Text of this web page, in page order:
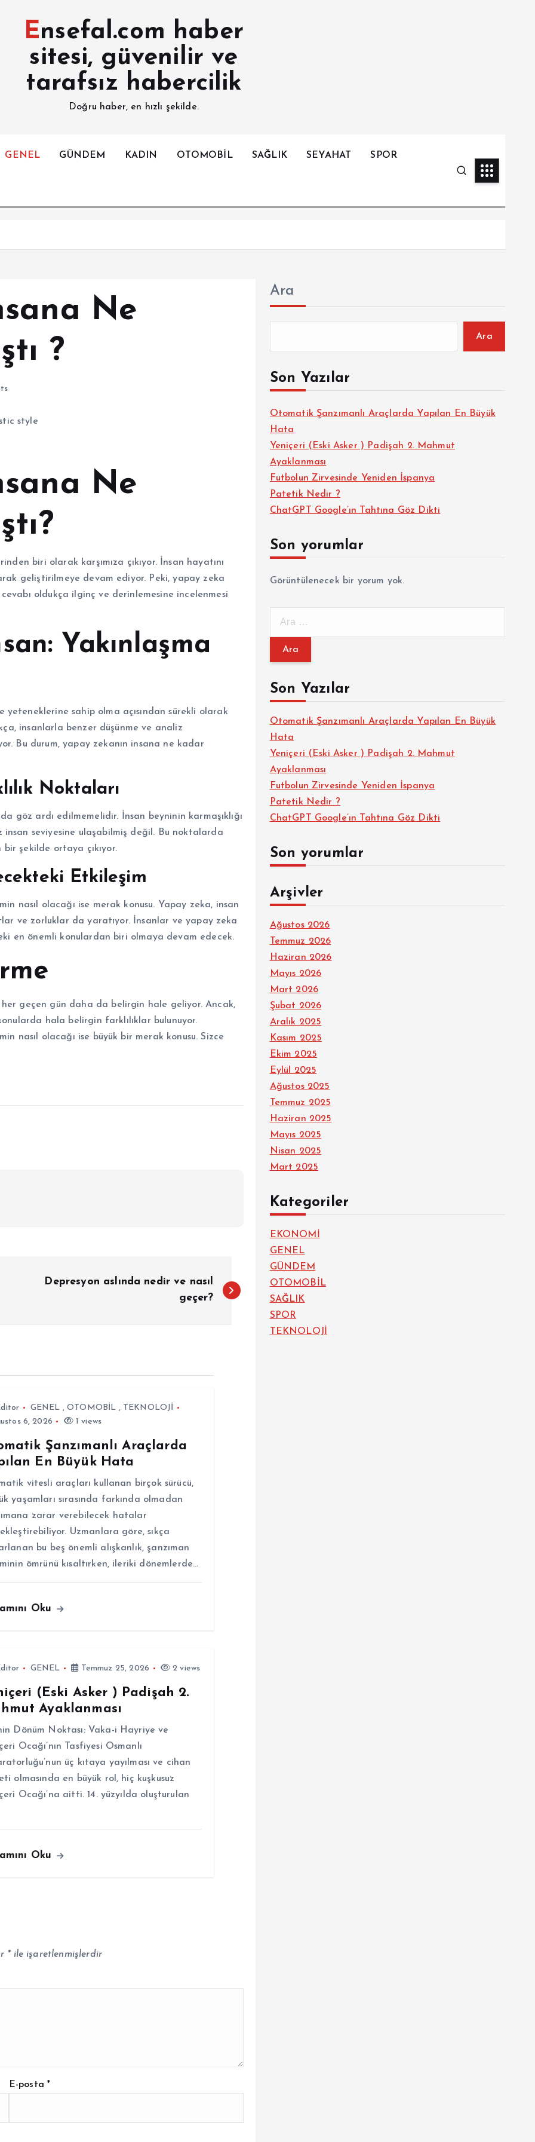
Ensefal.com haber
sitesi, güvenilir ve
tarafsız habercilik
Doğru haber, en hızlı şekilde.
GENEL GÜNDEM KADIN OTOMOBİL SAĞLIK SEYAHAT SPOR
Ne
?
Ne
biri olarak karşımıza çıkıyor. İnsan hayatını
geliştirilmeye devam ediyor. Peki, yapay zeka
oldukça ilginç ve derinlemesine incelenmesi
Yakınlaşma
sahip olma açısından sürekli olarak
insanlarla benzer düşünme ve analiz
Bu durum, yapay zekanın insana ne kadar
Noktaları
göz ardı edilmemelidir. İnsan beyninin karmaşıklığı
seviyesine ulaşabilmiş değil. Bu noktalarda
şekilde ortaya çıkıyor.
Etkileşim
nasıl olacağı ise merak konusu. Yapay zeka, insan
ve zorluklar da yaratıyor. İnsanlar ve yapay zeka
en önemli konulardan biri olmaya devam edecek.
her geçen gün daha da belirgin hale geliyor. Ancak,
hala belirgin farklılıklar bulunuyor.
nasıl olacağı ise büyük bir merak konusu. Sizce
Depresyon aslında nedir ve nasıl
geçer?
GENEL ,OTOMOBİL , TEKNOLOJİ
6, 2026
1 views
Şanzımanlı Araçlarda
En Büyük Hata
vitesli araçları kullanan birçok sürücü,
yaşamları sırasında farkında olmadan
zarar verebilecek hatalar
Uzmanlara göre, sıkça
bu beş önemli alışkanlık, şanzıman
ömrünü kısaltırken, ileriki dönemlerde…
Oku
GENEL Temmuz 25, 2026 2 views
(Eski Asker ) Padişah 2.
Ayaklanması
Dönüm Noktası: Vaka-i Hayriye ve
Ocağı’nın Tasfiyesi Osmanlı
üç kıtaya yayılması ve cihan
olmasında en büyük rol, hiç kuşkusuz
Ocağı’na aitti. 14. yüzyılda oluşturulan
Oku
*ile işaretlenmişlerdir
E-posta*
Ara
Ara
Son Yazılar
Otomatik Şanzımanlı Araçlarda Yapılan En Büyük
Hata
Yeniçeri (Eski Asker ) Padişah 2. Mahmut
Ayaklanması
Futbolun Zirvesinde Yeniden İspanya
Patetik Nedir ?
ChatGPT Google’ın Tahtına Göz Dikti
Son yorumlar
Görüntülenecek bir yorum yok.
m
:Son Yazılar
Otomatik Şanzımanlı Araçlarda Yapılan En Büyük
Hata
Yeniçeri (Eski Asker ) Padişah 2. Mahmut
Ayaklanması
Futbolun Zirvesinde Yeniden İspanya
Patetik Nedir ?
ChatGPT Google’ın Tahtına Göz Dikti
Son yorumlar
Arşivler
Ağustos 2026
Temmuz 2026
Haziran 2026
Mayıs 2026
Mart 2026
Şubat 2026
Aralık 2025
Kasım 2025
Ekim 2025
Eylül 2025
Ağustos 2025
Temmuz 2025
Haziran 2025
Mayıs 2025
Nisan 2025
Mart 2025
Kategoriler
EKONOMİ
GENEL
GÜNDEM
OTOMOBİL
SAĞLIK
SPOR
TEKNOLOJİ